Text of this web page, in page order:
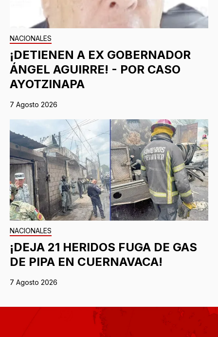
NACIONALES
¡DETIENEN A EX GOBERNADOR
ÁNGEL AGUIRRE! - POR CASO
AYOTZINAPA
7 Agosto 2026
NACIONALES
¡DEJA 21 HERIDOS FUGA DE GAS
DE PIPA EN CUERNAVACA!
7 Agosto 2026